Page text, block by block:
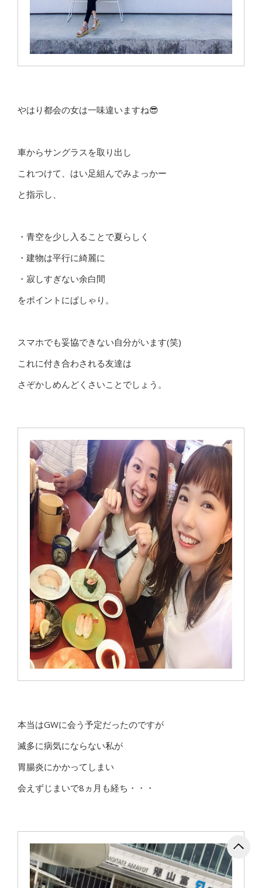
やはり都会の女は一味違いますね😎
車からサングラスを取り出し
これつけて、はい足組んでみよっかー
と指示し、
・青空を少し入ることで夏らしく
・建物は平行に綺麗に
・寂しすぎない余白間
をポイントにぱしゃり。
スマホでも妥協できない自分がいます(笑)
これに付き合わされる友達は
さぞかしめんどくさいことでしょう。
本当はGWに会う予定だったのですが
滅多に病気にならない私が
胃腸炎にかかってしまい
会えずじまいで8ヵ月も経ち・・・